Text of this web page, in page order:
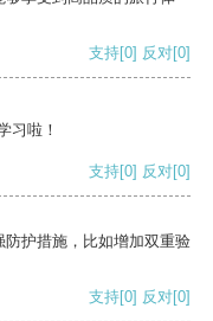
支持[0] 反对[0]
习啦！
支持[0] 反对[0]
护措施，比如增加双重验
支持[0] 反对[0]